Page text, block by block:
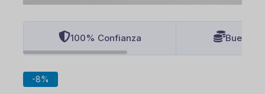
100% Confianza Buenos
-8%